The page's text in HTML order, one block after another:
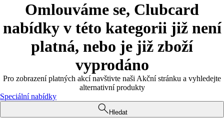
Omlouváme se, Clubcard
nabídky v této kategorii již není
platná, nebo je již zboží
vyprodáno
Pro zobrazení platných akcí navštivte naši Akční stránku a vyhledejte
alternativní produkty
Speciální nabídky
Hledat